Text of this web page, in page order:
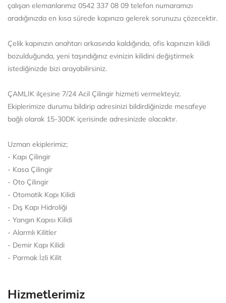
çalışan elemanlarımız 0542 337 08 09 telefon numaramızı
aradığınızda en kısa sürede kapınıza gelerek sorunuzu çözecektir.
Çelik kapınızın anahtarı arkasında kaldığında, ofis kapınızın kilidi
bozulduğunda, yeni taşındığınız evinizin kilidini değiştirmek
istediğinizde bizi arayabilirsiniz.
ÇAMLIK ilçesine 7/24 Acil Çilingir hizmeti vermekteyiz.
Ekiplerimize durumu bildirip adresinizi bildirdiğinizde mesafeye
bağlı olarak 15-30DK içerisinde adresinizde olacaktır.
Uzman ekiplerimiz;
- Kapı Çilingir
- Kasa Çilingir
- Oto Çilingir
- Otomatik Kapı Kilidi
- Dış Kapı Hidroliği
- Yangın Kapısı Kilidi
- Alarmlı Kilitler
- Demir Kapı Kilidi
- Parmak İzli Kilit
Hizmetlerimiz